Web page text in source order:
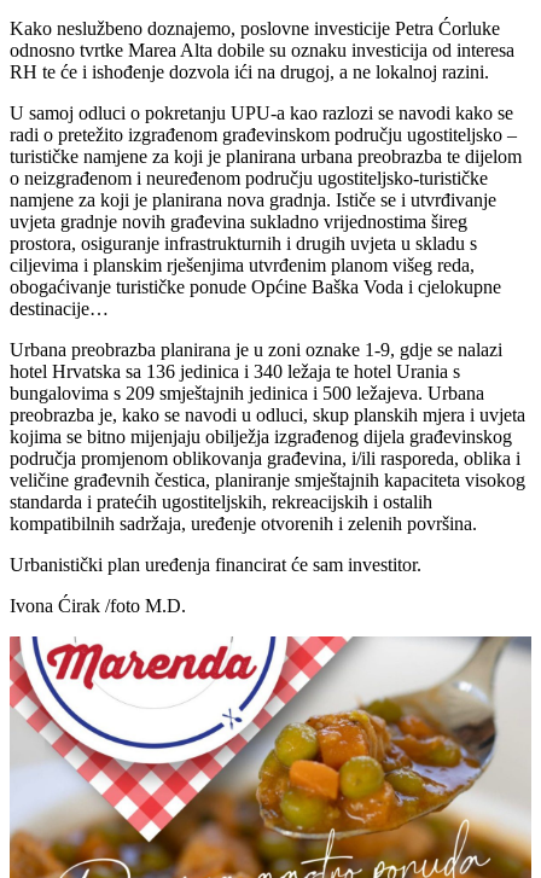
Kako neslužbeno doznajemo, poslovne investicije Petra Ćorluke
odnosno tvrtke Marea Alta dobile su oznaku investicija od interesa
RH te će i ishođenje dozvola ići na drugoj, a ne lokalnoj razini.
U samoj odluci o pokretanju UPU-a kao razlozi se navodi kako se
radi o pretežito izgrađenom građevinskom području ugostiteljsko –
turističke namjene za koji je planirana urbana preobrazba te dijelom
o neizgrađenom i neuređenom području ugostiteljsko-turističke
namjene za koji je planirana nova gradnja. Ističe se i utvrđivanje
uvjeta gradnje novih građevina sukladno vrijednostima šireg
prostora, osiguranje infrastrukturnih i drugih uvjeta u skladu s
ciljevima i planskim rješenjima utvrđenim planom višeg reda,
obogaćivanje turističke ponude Općine Baška Voda i cjelokupne
destinacije…
Urbana preobrazba planirana je u zoni oznake 1-9, gdje se nalazi
hotel Hrvatska sa 136 jedinica i 340 ležaja te hotel Urania s
bungalovima s 209 smještajnih jedinica i 500 ležajeva. Urbana
preobrazba je, kako se navodi u odluci, skup planskih mjera i uvjeta
kojima se bitno mijenjaju obilježja izgrađenog dijela građevinskog
područja promjenom oblikovanja građevina, i/ili rasporeda, oblika i
veličine građevnih čestica, planiranje smještajnih kapaciteta visokog
standarda i pratećih ugostiteljskih, rekreacijskih i ostalih
kompatibilnih sadržaja, uređenje otvorenih i zelenih površina.
Urbanistički plan uređenja financirat će sam investitor.
Ivona Ćirak /foto M.D.